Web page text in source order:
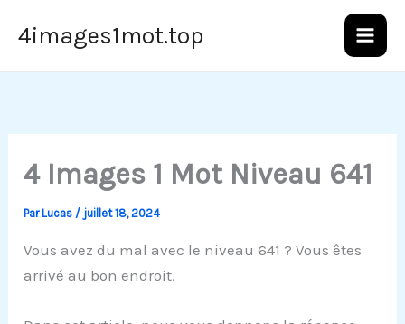
4images1mot.top
4 Images 1 Mot Niveau 641
ParLucas / juillet 18, 2024
Vous avez du mal avec le niveau 641 ? Vous êtes
arrivé au bon endroit.